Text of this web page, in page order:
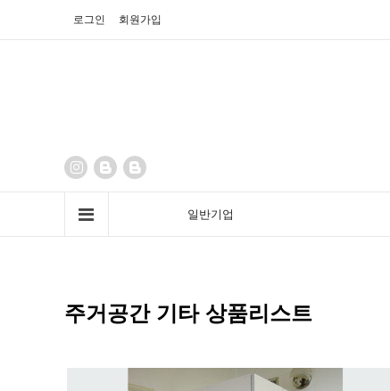
로그인 회원가입
일반기업
주거공간 기타 상품리스트